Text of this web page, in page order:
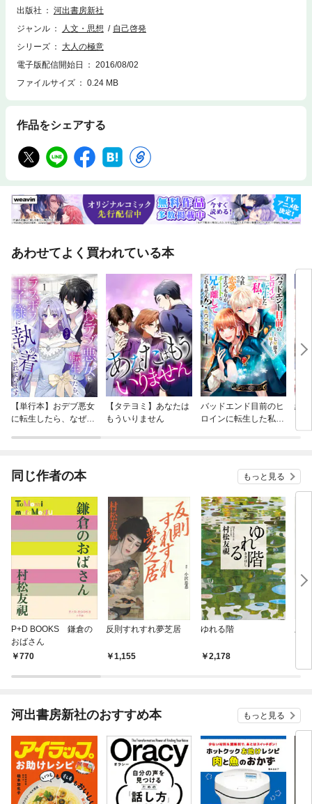
出版社
河出書房新社
ジャンル
人文・思想
自己啓発
シリーズ
大人の極意
電子版配信開始日
2016/08/02
ファイルサイズ
0.24 MB
作品をシェアする
あわせてよく買われている本
【単行本】おデブ悪女
に転生したら、なぜか
【タテヨミ】あなたは
もういりません
バッドエンド目前のヒ
ロインに転生した私、
結
同じ作者の本 もっと見る
P+D BOOKS 鎌倉の
おばさん
770
反則すれすれ夢芝居
1,155
ゆれる階
2,178
上
河出書房新社のおすすめ本 もっと見る